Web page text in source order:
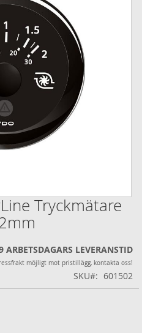
Tryckmätare
ARBETSDAGARS LEVERANSTID
möjligt mot pristillägg, kontakta oss!
SKU 601502